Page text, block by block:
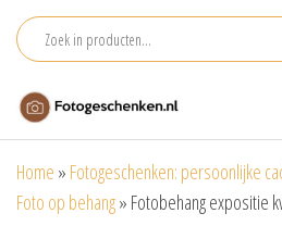
naar
inhoud
voor je foto
Home » Fotogeschenken: persoonlijke
Foto op behang» Fotobehang expositie